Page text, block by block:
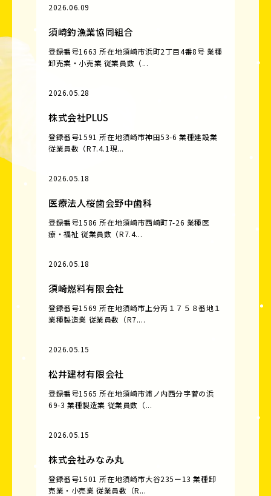
2026.06.09
須崎釣漁業協同組合
登録番号1663 所在地須崎市浜町2丁目4番8号 業種
卸売業・小売業 従業員数（...
2026.05.28
株式会社PLUS
登録番号1591 所在地須崎市神田53-6 業種建設業
従業員数（R7.4.1現...
2026.05.18
医療法人桜歯会野中歯科
登録番号1586 所在地須崎市西崎町7-26 業種医
療・福祉 従業員数（R7.4...
2026.05.18
須崎燃料有限会社
登録番号1569 所在地須崎市上分丙１７５８番地１
業種製造業 従業員数（R7....
2026.05.15
松井建材有限会社
登録番号1565 所在地須崎市浦ノ内西分字菅の浜
69-3 業種製造業 従業員数（...
2026.05.15
株式会社みなみ丸
登録番号1501 所在地須崎市大谷235ー13 業種卸
売業・小売業 従業員数（R...